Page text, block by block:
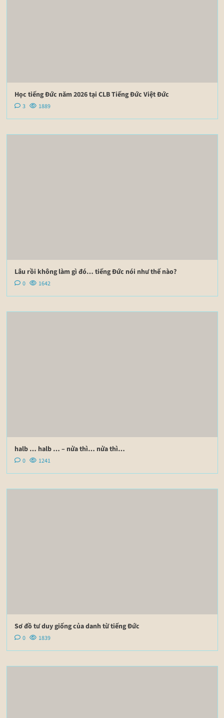
Học tiếng Đức năm 2026 tại CLB Tiếng Đức Việt Đức
3 1889
Lâu rồi không làm gì đó… tiếng Đức nói như thế nào?
0 1642
halb … halb … – nửa thì… nửa thì…
0 1241
Sơ đồ tư duy giống của danh từ tiếng Đức
0 1839